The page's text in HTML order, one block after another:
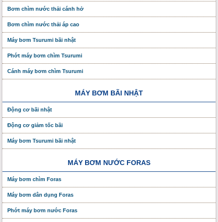
Bơm chìm nước thải cánh hở
Bơm chìm nước thải áp cao
Máy bơm Tsurumi bãi nhật
Phớt máy bơm chìm Tsurumi
Cánh máy bơm chìm Tsurumi
MÁY BƠM BÃI NHẬT
Động cơ bãi nhật
Động cơ giảm tốc bãi
Máy bơm Tsurumi bãi nhật
MÁY BƠM NƯỚC FORAS
Máy bơm chìm Foras
Máy bơm dân dụng Foras
Phớt máy bơm nước Foras